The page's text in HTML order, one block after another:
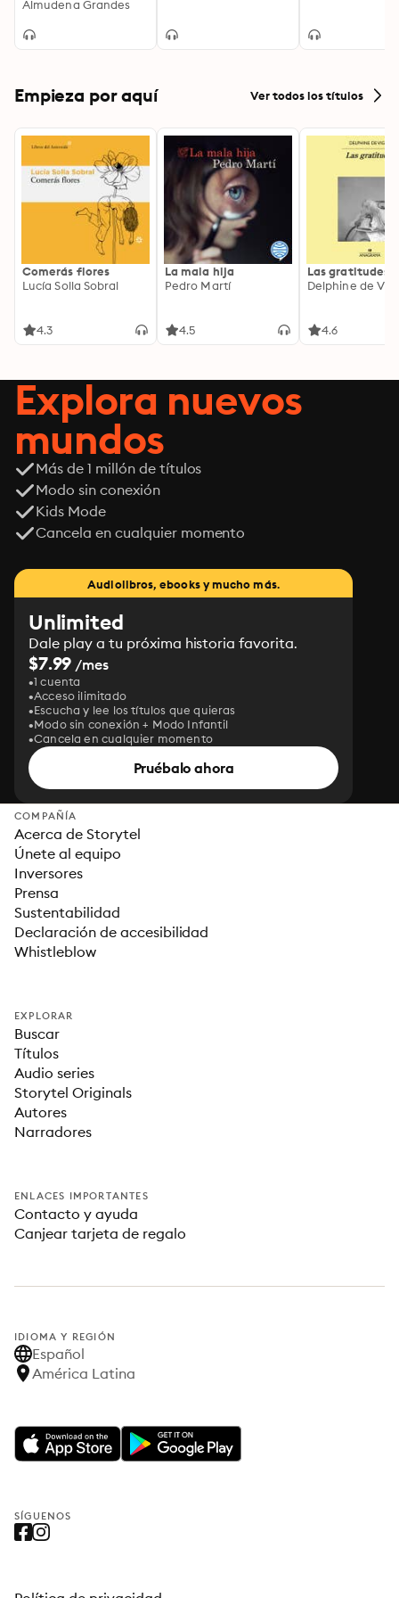
nacional y la invasión
Pirineo de Lérida, 19-
Almudena Grandes
Empieza por aquí Ver todos los títulos
Comerás flores
Lucía Solla Sobral
4.3
La mala hija
Pedro Martí
4.5
Las gratitudes
Delphine de
4.6
Explora nuevos
mundos
Más de 1 millón de títulos
Modo sin conexión
Kids Mode
Cancela en cualquier momento
Audiolibros, ebooks y mucho más.
Unlimited
Dale play a tu próxima historia favorita.
$7.99 /mes
1 cuenta
Acceso ilimitado
Escucha y lee los títulos que quieras
Modo sin conexión + Modo Infantil
Cancela en cualquier momento
Pruébalo ahora
COMPAÑÍA
Acerca de Storytel
Únete al equipo
Inversores
Prensa
Sustentabilidad
Declaración de accesibilidad
Whistleblow
EXPLORAR
Buscar
Títulos
Audio series
Storytel Originals
Autores
Narradores
ENLACES IMPORTANTES
Contacto y ayuda
Canjear tarjeta de regalo
IDIOMA Y REGIÓN
Español
América Latina
SÍGUENOS